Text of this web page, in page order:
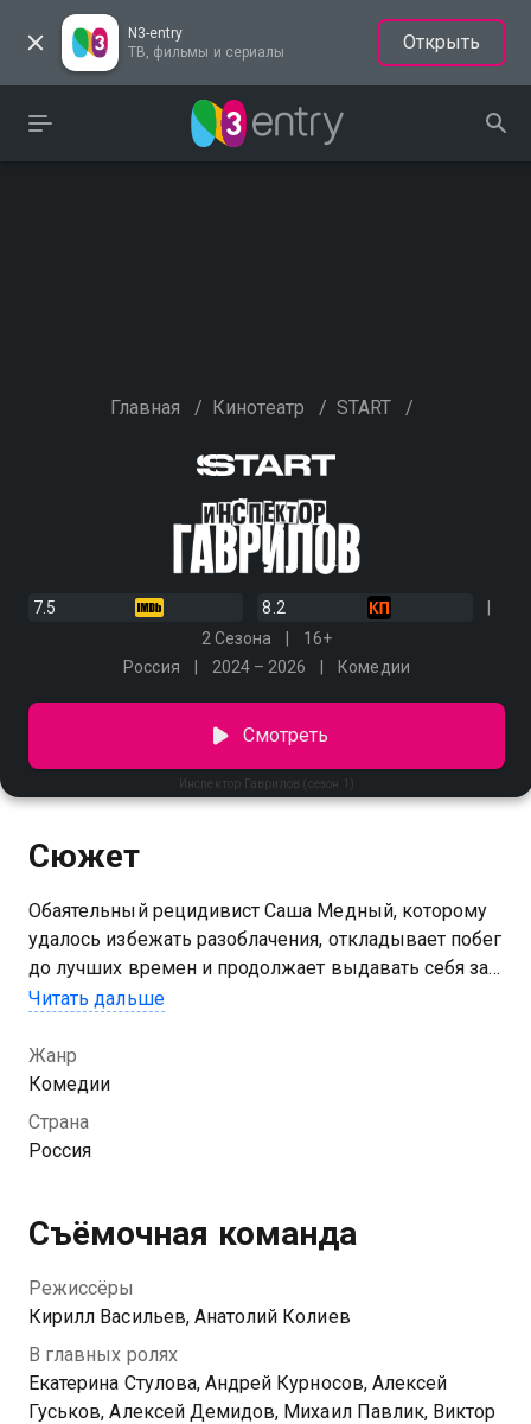
N3-entry
ТВ, фильмы и сериалы
Открыть
Главная / Кинотеатр / START /
7.5
8.2
2 Сезона
16+
Россия
2024 – 2026 Комедии
Инспектор Гаврилов (сезон 1)
Смотреть
Сюжет
Обаятельный рецидивист Саша Медный, которому
удалось избежать разоблачения, откладывает побег
до лучших времен и продолжает выдавать себя за
начальника полиции. В Усть-Шахтинске у него есть
семья, любимое дело, признание окружающих.
Однако легенда авантюриста вновь оказывается
под угрозой. К очередному расследованию
присоединяется опытная сыщица из столицы
должность и свободу.
Посмотреть онлайн 1 сезон сериала Инспектор
Гаврилов вы можете совершенно бесплатно в
Читать дальше
Жанр
Комедии
Страна
Россия
Съёмочная команда
Режиссёры
Кирилл Васильев, Анатолий Колиев
В главных ролях
Екатерина Стулова, Андрей Курносов, Алексей
Гуськов, Алексей Демидов, Михаил Павлик, Виктор